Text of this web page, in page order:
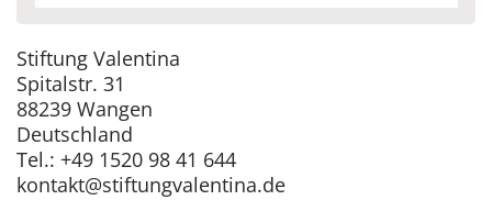
Stiftung Valentina
Spitalstr. 31
88239 Wangen
Deutschland
Tel.: +49 1520 98 41 644
kontakt@stiftungvalentina.de